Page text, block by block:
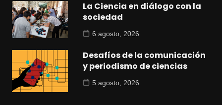
La Ciencia en diálogo con la
sociedad
6 agosto, 2026
Desafíos de la comunicación
y periodismo de ciencias
5 agosto, 2026